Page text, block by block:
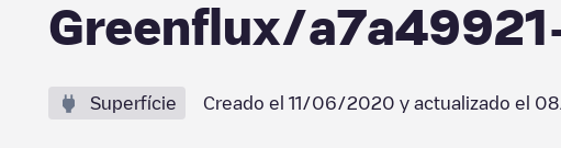
Greenflux/
Superfície Creado el 11/06/2020 y actualizado el